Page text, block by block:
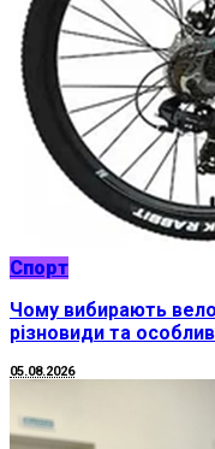
Спорт
Чому вибирають
різновиди та
05.08.2026